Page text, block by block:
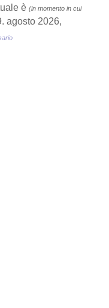
è (in momento in cui
agosto 2026,